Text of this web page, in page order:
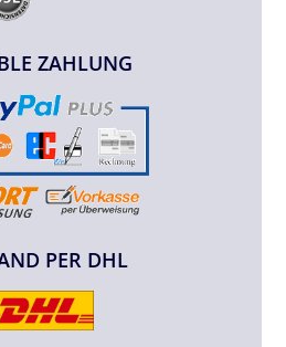
ZAHLUNG
PER DHL